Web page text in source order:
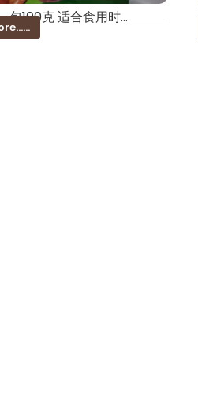
包100克 适合食用时...